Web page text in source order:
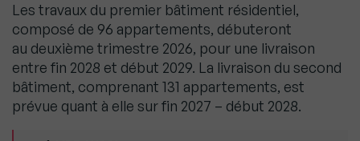
Les travaux du premier bâtiment résidentiel,
composé de 96 appartements, débuteront
au deuxième trimestre 2026, pour une livraison
entre fin 2028 et début 2029. La livraison du second
bâtiment, comprenant 131 appartements, est
prévue quant à elle sur fin 2027 – début 2028.